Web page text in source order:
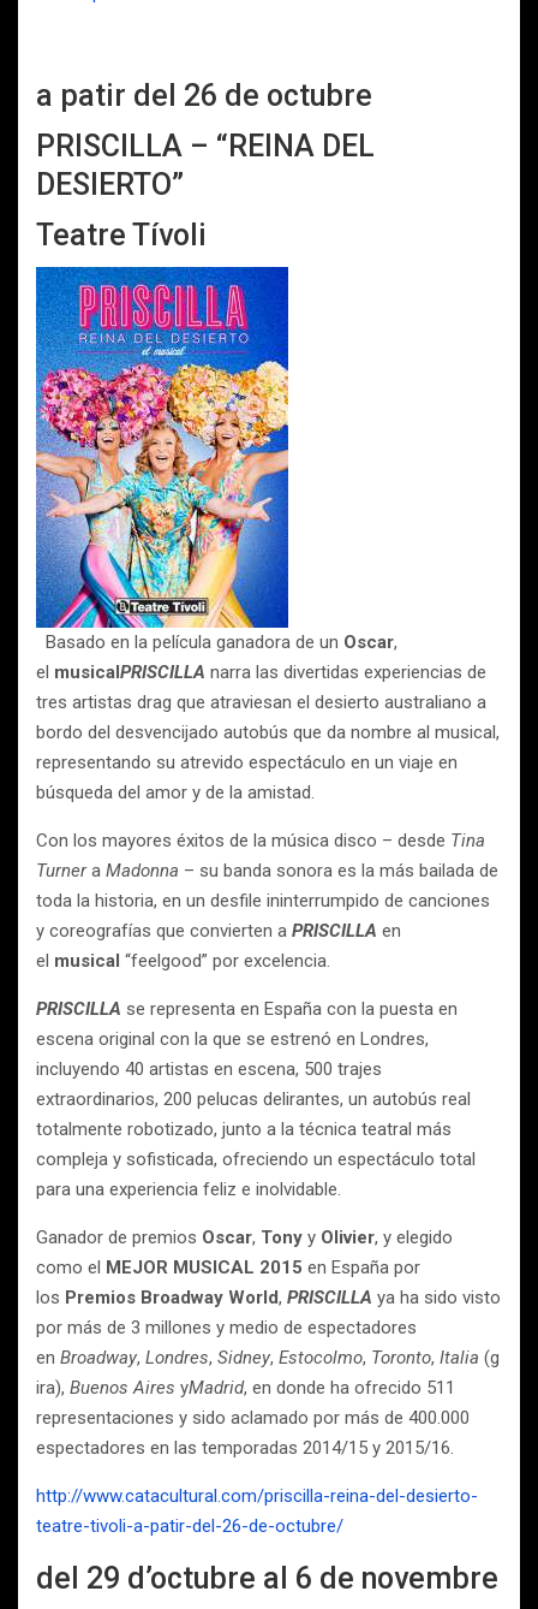
a patir del 26 de octubre
PRISCILLA – “REINA DEL
DESIERTO”
Teatre Tívoli
Basado en la película ganadora de un Oscar,
el musicalPRISCILLA narra las divertidas experiencias de
tres artistas drag que atraviesan el desierto australiano a
bordo del desvencijado autobús que da nombre al musical,
representando su atrevido espectáculo en un viaje en
búsqueda del amor y de la amistad.
Con los mayores éxitos de la música disco – desde Tina
Turnera Madonna – su banda sonora es la más bailada de
toda la historia, en un desfile ininterrumpido de canciones
y coreografías que convierten a PRISCILLA en
el musical “feelgood” por excelencia.
PRISCILLA se representa en España con la puesta en
escena original con la que se estrenó en Londres,
incluyendo 40 artistas en escena, 500 trajes
extraordinarios, 200 pelucas delirantes, un autobús real
totalmente robotizado, junto a la técnica teatral más
compleja y sofisticada, ofreciendo un espectáculo total
para una experiencia feliz e inolvidable.
Ganador de premios Oscar, Tony y Olivier, y elegido
como el MEJOR MUSICAL 2015 en España por
los Premios Broadway World, PRISCILLA ya ha sido visto
por más de 3 millones y medio de espectadores
en Broadway, Londres, Sidney, Estocolmo, Toronto, Italia (g
ira), Buenos Aires yMadrid, en donde ha ofrecido 511
representaciones y sido aclamado por más de 400.000
espectadores en las temporadas 2014/15 y 2015/16.
http://www.catacultural.com/priscilla-reina-del-desierto-
teatre-tivoli-a-patir-del-26-de-octubre/
del 29 d’octubre al 6 de novembre